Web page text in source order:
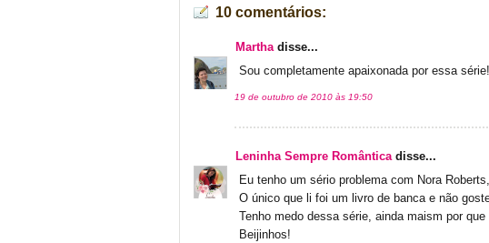
10 comentários:
Marthadisse...
Sou completamente apaixonada por essa
19 de outubro de 2010 às 19:50
Leninha Sempre Românticadisse...
Eu tenho um sério problema com Nora
O único que li foi um livro de banca e não
Tenho medo dessa série, ainda maism por
Beijinhos!